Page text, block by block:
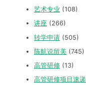
艺术专业 (108)
讲座 (266)
转学申请 (505)
陈航说留美 (745)
高管研修 (13)
高管研修项目速递